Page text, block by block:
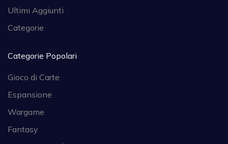
Ultimi Aggiunti
Categorie
Categorie Popolari
Gioco di Carte
Espansione
Wargame
Fantasy